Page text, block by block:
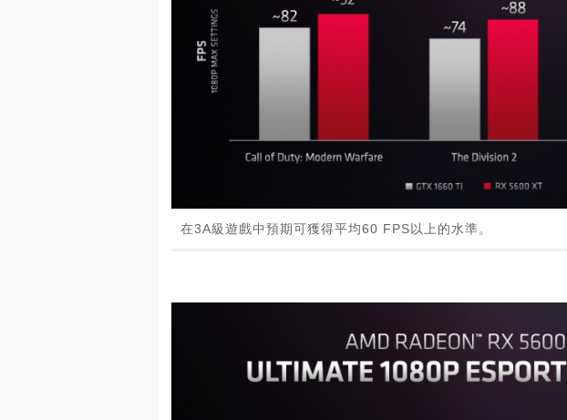
在3A級遊戲中預期可獲得平均60 FPS以上的水準。